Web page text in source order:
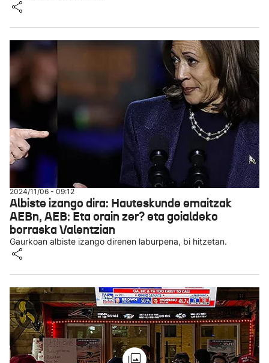
2024/11/06 - 09:12
Albiste izango dira: Hauteskunde emaitzak
AEBn, AEB: Eta orain zer? eta goialdeko
borraska Valentzian
Gaurkoan albiste izango direnen laburpena, bi hitzetan.